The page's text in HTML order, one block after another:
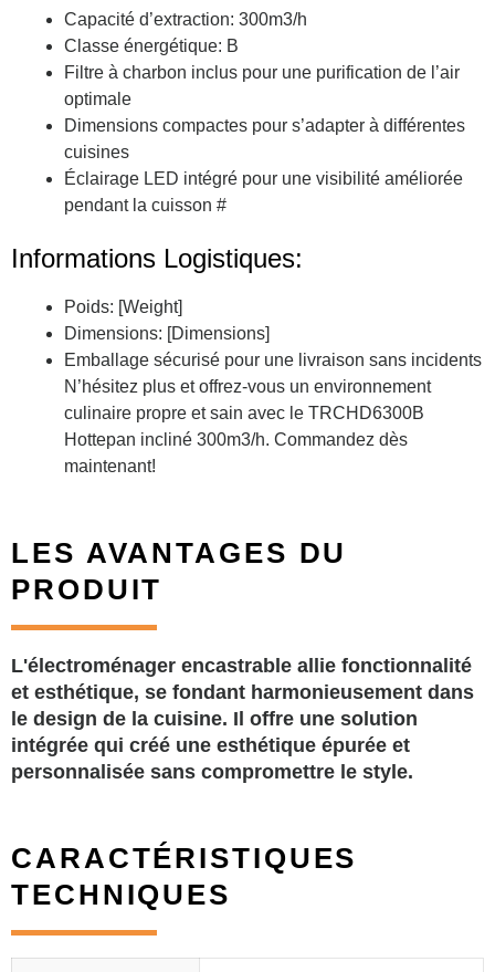
Capacité d’extraction: 300m3/h
Classe énergétique: B
Filtre à charbon inclus pour une purification de l’air
optimale
Dimensions compactes pour s’adapter à différentes
cuisines
Éclairage LED intégré pour une visibilité améliorée
pendant la cuisson #
Informations Logistiques:
Poids: [Weight]
Dimensions: [Dimensions]
Emballage sécurisé pour une livraison sans incidents
N’hésitez plus et offrez-vous un environnement
culinaire propre et sain avec le TRCHD6300B
Hottepan incliné 300m3/h. Commandez dès
maintenant!
LES AVANTAGES DU
PRODUIT
L'électroménager encastrable allie fonctionnalité
et esthétique, se fondant harmonieusement dans
le design de la cuisine. Il offre une solution
intégrée qui créé une esthétique épurée et
personnalisée sans compromettre le style.
CARACTÉRISTIQUES
TECHNIQUES